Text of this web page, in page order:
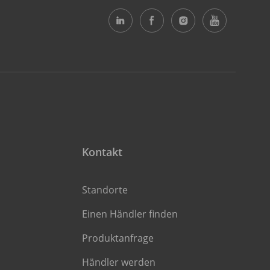
Kontakt
Standorte
Einen Händler finden
Produktanfrage
Händler werden